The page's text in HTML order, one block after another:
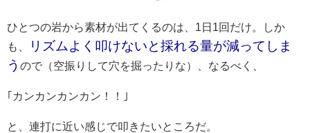
ひとつの岩から素材が出てくるのは、1日1回だけ。しか
も、
リズムよく叩けないと採れる量が減ってしま
う ので（空振りして穴を掘ったりな）、なるべく、
｢カンカンカンカン！！｣
と、連打に近い感じで叩きたいところだ。